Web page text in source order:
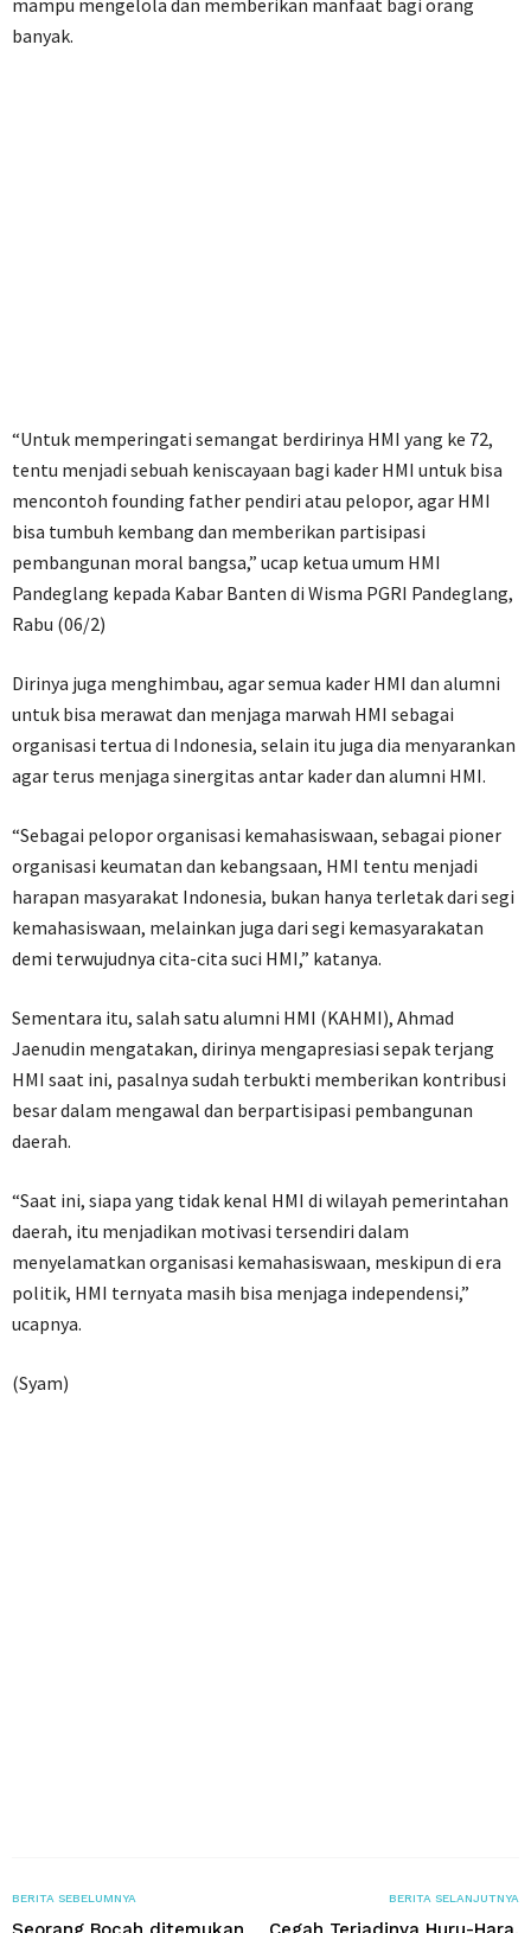
mampu mengelola dan memberikan manfaat bagi orang
banyak.
“Untuk memperingati semangat berdirinya HMI yang ke 72,
tentu menjadi sebuah keniscayaan bagi kader HMI untuk bisa
mencontoh founding father pendiri atau pelopor, agar HMI
bisa tumbuh kembang dan memberikan partisipasi
pembangunan moral bangsa,” ucap ketua umum HMI
Pandeglang kepada Kabar Banten di Wisma PGRI Pandeglang,
Rabu (06/2)
Dirinya juga menghimbau, agar semua kader HMI dan alumni
untuk bisa merawat dan menjaga marwah HMI sebagai
organisasi tertua di Indonesia, selain itu juga dia menyarankan
agar terus menjaga sinergitas antar kader dan alumni HMI.
“Sebagai pelopor organisasi kemahasiswaan, sebagai pioner
organisasi keumatan dan kebangsaan, HMI tentu menjadi
harapan masyarakat Indonesia, bukan hanya terletak dari segi
kemahasiswaan, melainkan juga dari segi kemasyarakatan
demi terwujudnya cita-cita suci HMI,” katanya.
Sementara itu, salah satu alumni HMI (KAHMI), Ahmad
Jaenudin mengatakan, dirinya mengapresiasi sepak terjang
HMI saat ini, pasalnya sudah terbukti memberikan kontribusi
besar dalam mengawal dan berpartisipasi pembangunan
daerah.
“Saat ini, siapa yang tidak kenal HMI di wilayah pemerintahan
daerah, itu menjadikan motivasi tersendiri dalam
menyelamatkan organisasi kemahasiswaan, meskipun di era
politik, HMI ternyata masih bisa menjaga independensi,”
ucapnya.
(Syam)
BERITA SEBELUMNYA BERITA SELANJUTNYA